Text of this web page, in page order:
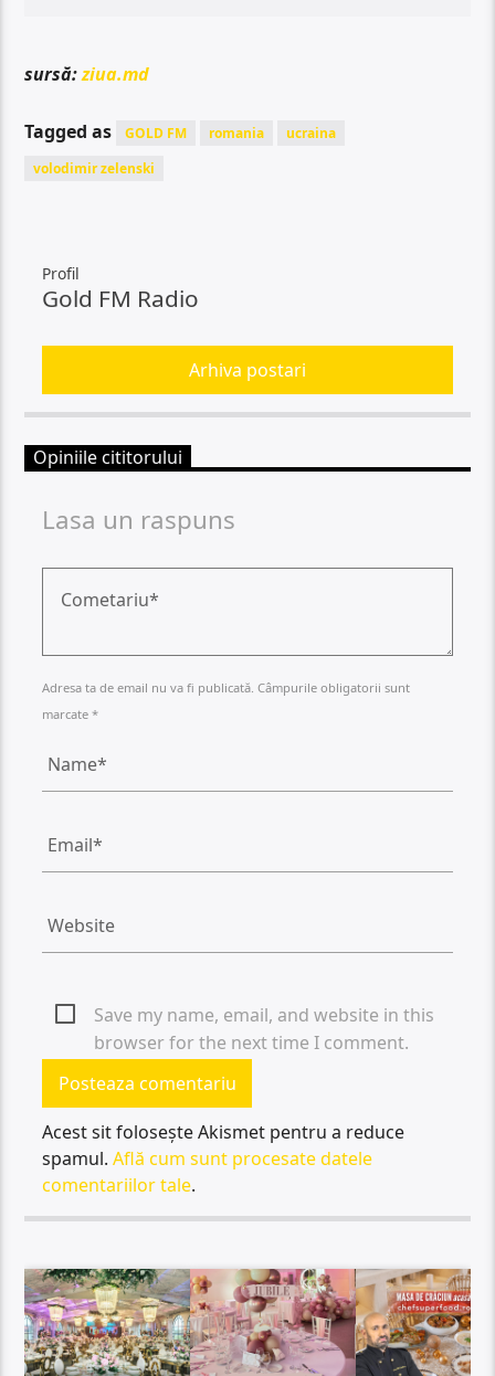
sursă:ziua.md
Tagged as GOLD FM romania
ucraina
volodimir zelenski
Profil
Gold FM Radio
Arhiva postari
Opiniile cititorului
Lasa un raspuns
Adresa ta de email nu va fi publicată. Câmpurile obligatorii sunt
marcate *
Save my name, email, and website in this
browser for the next time I comment.
Acest sit folosește Akismet pentru a reduce
spamul.Află cum sunt procesate datele
comentariilor tale.